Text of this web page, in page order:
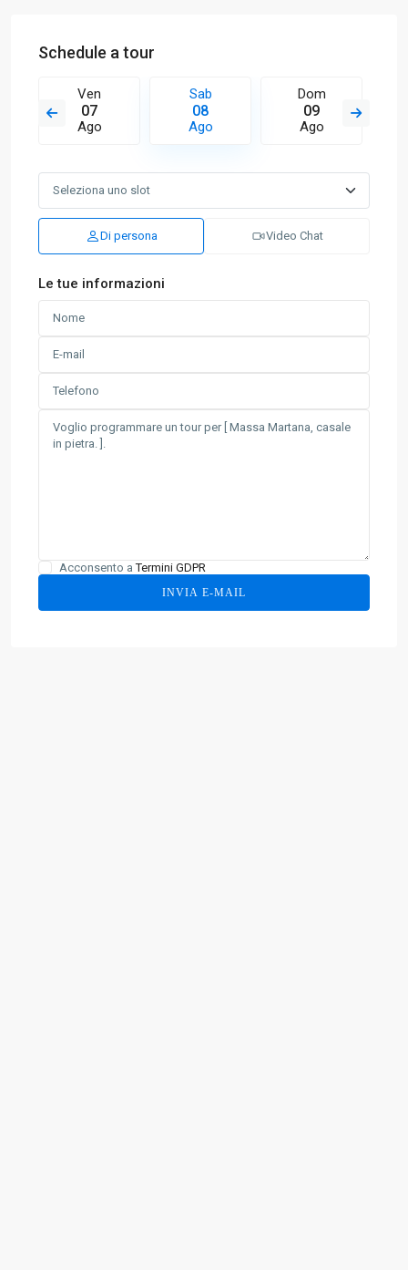
Schedule a tour
Ven
07
Ago
Sab
08
Ago
Dom
09
Ago
Di persona Video Chat
Le tue informazioni
Acconsento aTermini GDPR